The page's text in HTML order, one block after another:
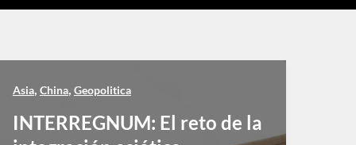
Asia, China, Geopolitica
INTERREGNUM: El reto de la